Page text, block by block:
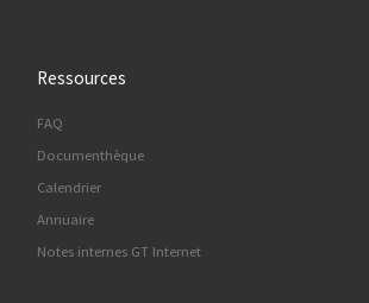
Ressources
FAQ
Documenthèque
Calendrier
Annuaire
Notes internes GT Internet